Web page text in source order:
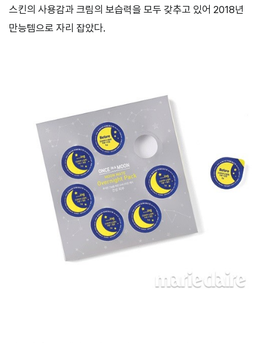
스킨의 사용감과 크림의 보습력을 모두 갖추고 있어 2018년
만능템으로 자리 잡았다.